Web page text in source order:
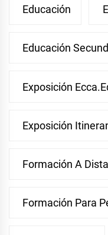
Educación
Educación
Exposición
Exposición
Formación A
Formación Para